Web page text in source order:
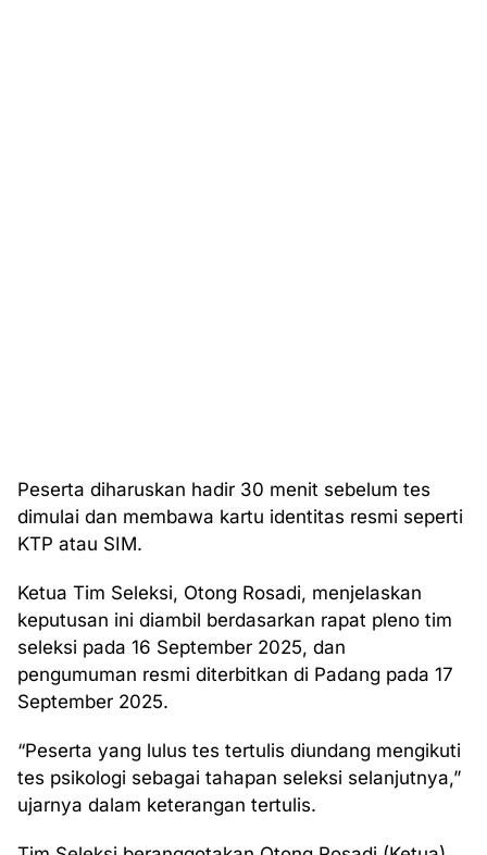
Peserta diharuskan hadir 30 menit sebelum tes
dimulai dan membawa kartu identitas resmi seperti
KTP atau SIM.
Ketua Tim Seleksi, Otong Rosadi, menjelaskan
keputusan ini diambil berdasarkan rapat pleno tim
seleksi pada 16 September 2025, dan
pengumuman resmi diterbitkan di Padang pada 17
September 2025.
“Peserta yang lulus tes tertulis diundang mengikuti
tes psikologi sebagai tahapan seleksi selanjutnya,”
ujarnya dalam keterangan tertulis.